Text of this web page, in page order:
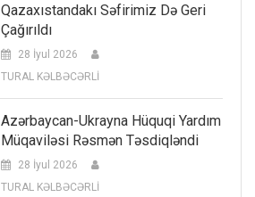
Qazaxıstandakı Səfirimiz Də Geri
Çağırıldı
28 İyul 2026
TURAL KƏLBƏCƏRLİ
Azərbaycan-Ukrayna Hüquqi Yardım
Müqaviləsi Rəsmən Təsdiqləndi
28 İyul 2026
TURAL KƏLBƏCƏRLİ